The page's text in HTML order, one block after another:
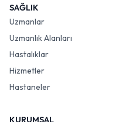
SAĞLIK
Uzmanlar
Uzmanlık Alanları
Hastalıklar
Hizmetler
Hastaneler
KURUMSAL